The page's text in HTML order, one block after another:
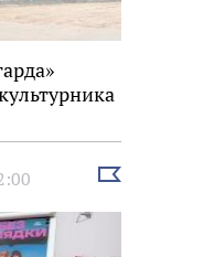
Выбрать